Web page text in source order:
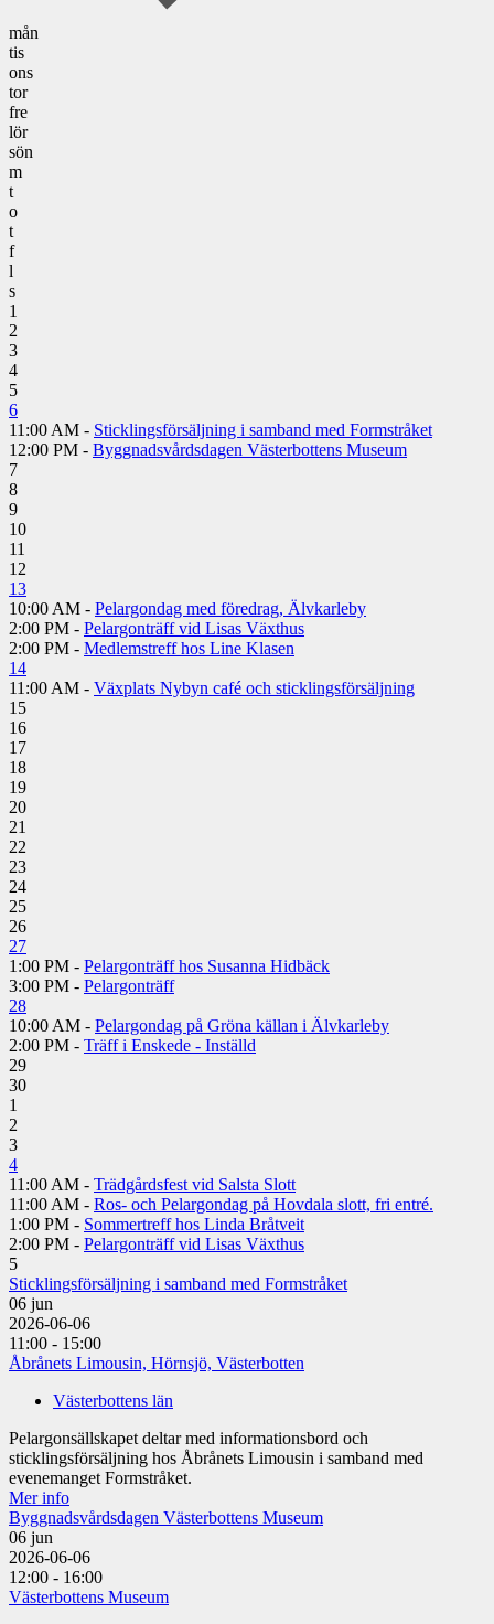
mån
tis
ons
tor
fre
lör
sön
m
t
o
t
f
l
s
1
2
3
4
5
6
11:00 AM - Sticklingsförsäljning i samband med Formstråket
12:00 PM - Byggnadsvårdsdagen Västerbottens Museum
7
8
9
10
11
12
13
10:00 AM - Pelargondag med föredrag, Älvkarleby
2:00 PM - Pelargonträff vid Lisas Växthus
2:00 PM - Medlemstreff hos Line Klasen
14
11:00 AM - Växplats Nybyn café och sticklingsförsäljning
15
16
17
18
19
20
21
22
23
24
25
26
27
1:00 PM - Pelargonträff hos Susanna Hidbäck
3:00 PM - Pelargonträff
28
10:00 AM - Pelargondag på Gröna källan i Älvkarleby
2:00 PM - Träff i Enskede - Inställd
29
30
1
2
3
4
11:00 AM - Trädgårdsfest vid Salsta Slott
11:00 AM - Ros- och Pelargondag på Hovdala slott, fri entré.
1:00 PM - Sommertreff hos Linda Bråtveit
2:00 PM - Pelargonträff vid Lisas Växthus
5
Sticklingsförsäljning i samband med Formstråket
06 jun
2026-06-06
11:00 - 15:00
Åbrånets Limousin, Hörnsjö, Västerbotten
Västerbottens län
Pelargonsällskapet deltar med informationsbord och
sticklingsförsäljning hos Åbrånets Limousin i samband med
evenemanget Formstråket.
Mer info
Byggnadsvårdsdagen Västerbottens Museum
06 jun
2026-06-06
12:00 - 16:00
Västerbottens Museum